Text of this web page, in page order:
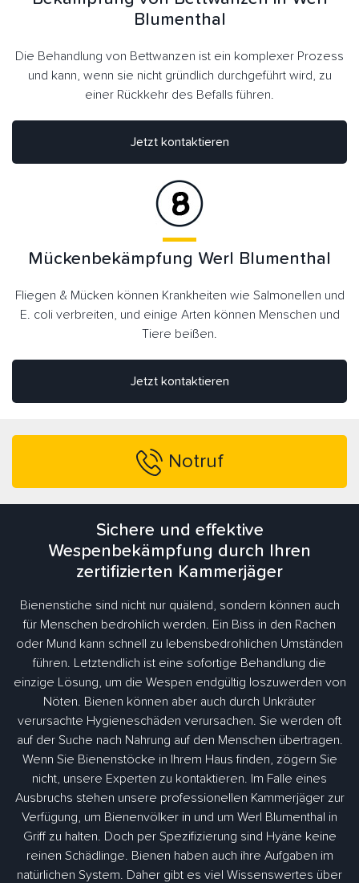
Blumenthal
Die Behandlung von Bettwanzen ist ein komplexer Prozess
und kann, wenn sie nicht gründlich durchgeführt wird, zu
einer Rückkehr des Befalls führen.
Jetzt kontaktieren
Jetzt kontaktieren
Mückenbekämpfung Werl Blumenthal
Fliegen & Mücken können Krankheiten wie Salmonellen und
E. coli verbreiten, und einige Arten können Menschen und
Tiere beißen.
Notruf
Sichere und effektive
Wespenbekämpfung durch Ihren
zertifizierten Kammerjäger
Bienenstiche sind nicht nur quälend, sondern können auch
für Menschen bedrohlich werden. Ein Biss in den Rachen
oder Mund kann schnell zu lebensbedrohlichen Umständen
führen. Letztendlich ist eine sofortige Behandlung die
einzige Lösung, um die Wespen endgültig loszuwerden von
Nöten. Bienen können aber auch durch Unkräuter
verursachte Hygieneschäden verursachen. Sie werden oft
auf der Suche nach Nahrung auf den Menschen übertragen.
Wenn Sie Bienenstöcke in Ihrem Haus finden, zögern Sie
nicht, unsere Experten zu kontaktieren. Im Falle eines
Ausbruchs stehen unsere professionellen Kammerjäger zur
Verfügung, um Bienenvölker in und um Werl Blumenthal in
Griff zu halten. Doch per Spezifizierung sind Hyäne keine
reinen Schädlinge. Bienen haben auch ihre Aufgaben im
natürlichen System. Daher gibt es viel Wissenswertes über